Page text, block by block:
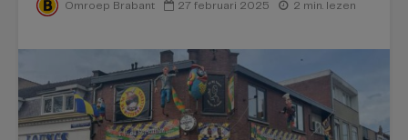
Omroep Brabant 27 februari 2025 2 min. lezen